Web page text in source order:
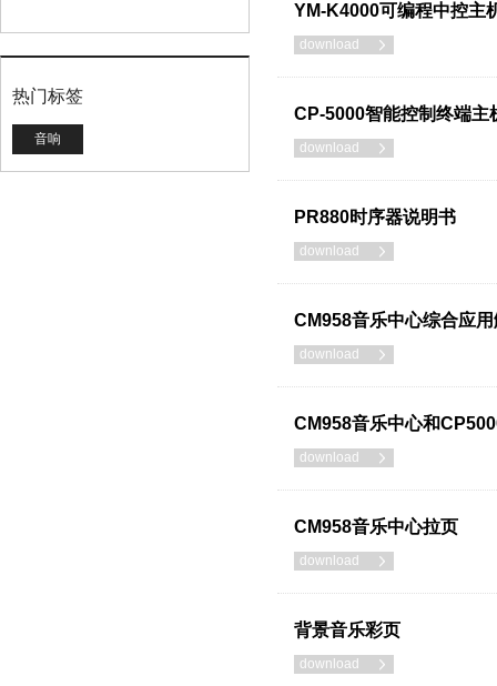
热门标签
音响
YM-K4000可编程中控主
download 
CP-5000智能控制终端主
download 
PR880时序器说明书
download 
CM958音乐中心综合应
download 
CM958音乐中心和
download 
CM958音乐中心拉页
download 
背景音乐彩页
download 